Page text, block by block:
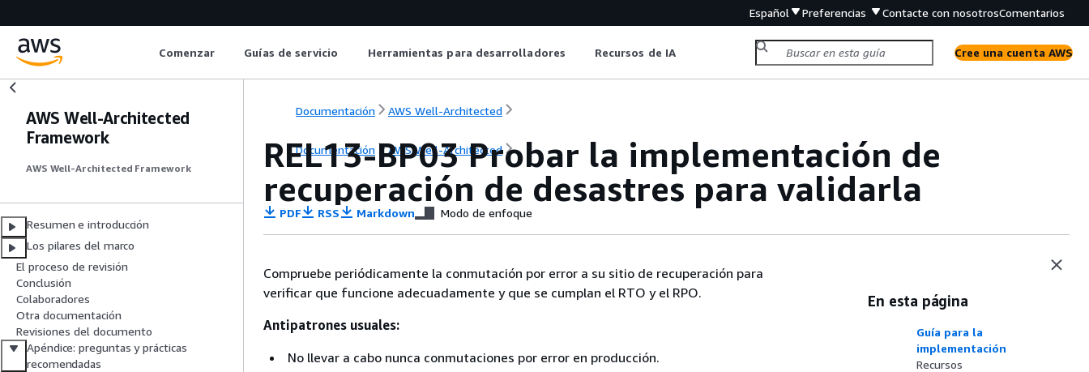
Español Preferencias Contacte con nosotrosComentarios
Comenzar Guías de servicio Herramientas para desarrolladores Recursos de IA Cree una cuenta AWS
AWS Well-Architected
Framework
AWS Well-Architected Framework
Resumen e introducción
Los pilares del marco
El proceso de revisión
Conclusión
Colaboradores
Otra documentación
Revisiones del documento
Apéndice: preguntas y prácticas
recomendadas
Documentación AWS Well-Architected
Documentación AWS Well-Architected
REL13-BP03 Probar la implementación de
recuperación de desastres para validarla
PDF RSS Markdown Modo de enfoque
Compruebe periódicamente la conmutación por error a su sitio de recuperación para
verificar que funcione adecuadamente y que se cumplan el RTO y el RPO.
Antipatrones usuales:
No llevar a cabo nunca conmutaciones por error en producción.
En esta página
Guía para la
implementación
Recursos